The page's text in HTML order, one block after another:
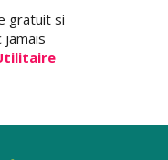
gratuit si